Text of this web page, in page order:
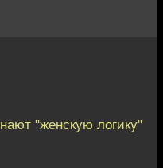
"женскую логику"